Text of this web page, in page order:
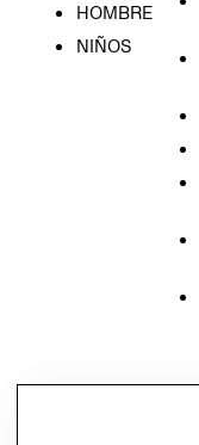
HOMBRE
NIÑOS